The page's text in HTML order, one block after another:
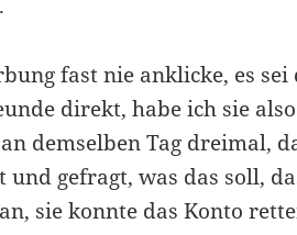
fast nie anklicke, es
direkt, habe ich sie
demselben Tag dreimal,
gefragt, was das soll,
sie konnte das Konto